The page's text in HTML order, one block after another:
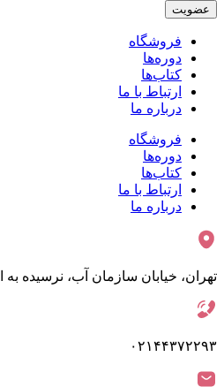
عضویت
فروشگاه
دوره‌ها
کتاب‌ها
ارتباط با ما
درباره ما
فروشگاه
دوره‌ها
کتاب‌ها
ارتباط با ما
درباره ما
تهران، خیابان سازمان آب، نرسیده به اسدی،
۰۲۱۴۴۳۷۲۲۹۳